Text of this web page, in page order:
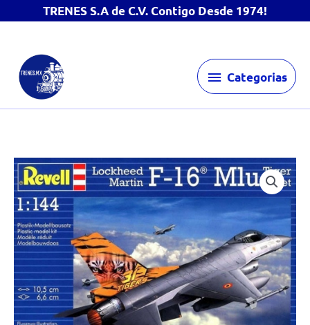
TRENES S.A de C.V. Contigo Desde 1974!
contenido
Categorias
Categorias